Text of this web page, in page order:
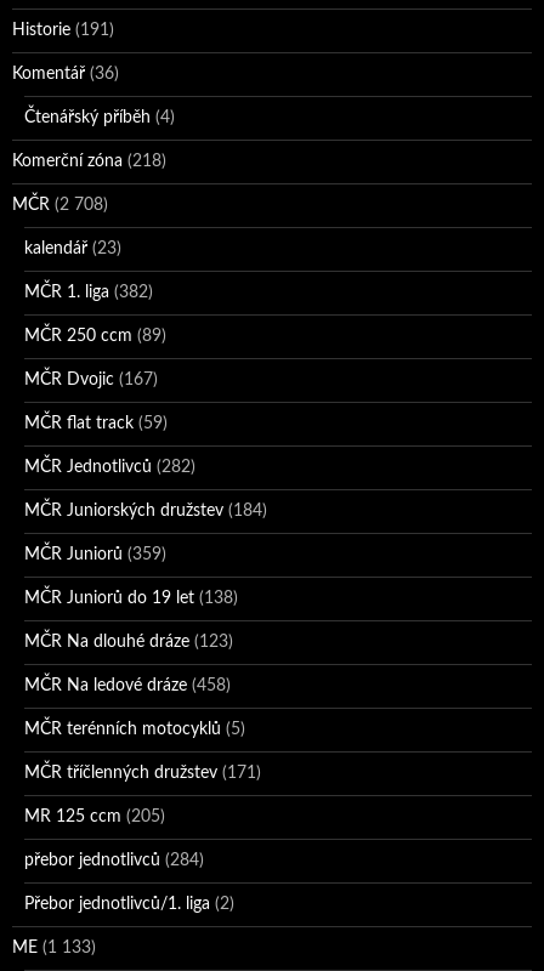
Historie (191)
Komentář (36)
Čtenářský příběh (4)
Komerční zóna (218)
MČR (2 708)
kalendář (23)
MČR 1. liga (382)
MČR 250 ccm (89)
MČR Dvojic (167)
MČR flat track (59)
MČR Jednotlivců (282)
MČR Juniorských družstev (184)
MČR Juniorů (359)
MČR Juniorů do 19 let (138)
MČR Na dlouhé dráze (123)
MČR Na ledové dráze (458)
MČR terénních motocyklů (5)
MČR tříčlenných družstev (171)
MR 125 ccm (205)
přebor jednotlivců (284)
Přebor jednotlivců/1. liga (2)
ME (1 133)